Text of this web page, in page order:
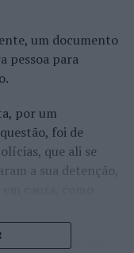
um documento
pessoa para
por um
foi de
que ali se
a sua detenção,
no Tribunal